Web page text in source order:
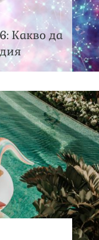
Какво да